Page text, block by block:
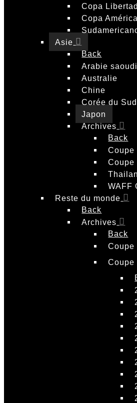
Copa
Copa
Asie
Back
Arabie
Australie
Chine
Corée du Sud
Japon
Archives
Back
Coupe
Coupe
WAFF
Reste du monde
Back
Archives
Back
Coupe
Coupe